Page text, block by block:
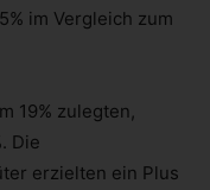
im Vergleich zum
19% zulegten,
Die
erzielten ein Plus